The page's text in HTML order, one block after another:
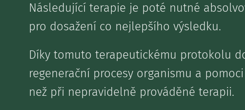
Následující terapie je poté nutné
pro dosažení co nejlepšího výsledku.
Díky tomuto terapeutickému protokolu
regenerační procesy organismu a
než při nepravidelně prováděné terapii.